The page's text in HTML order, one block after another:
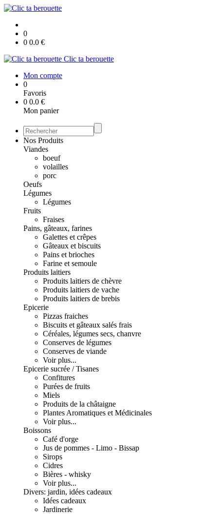
0
0 0.0 €
Clic ta berouette
Mon compte
0
Favoris
0 0.0 €
Mon panier
Nos Produits
Viandes
boeuf
volailles
porc
Oeufs
Légumes
Légumes
Fruits
Fraises
Pains, gâteaux, farines
Galettes et crêpes
Gâteaux et biscuits
Pains et brioches
Farine et semoule
Produits laitiers
Produits laitiers de chèvre
Produits laitiers de vache
Produits laitiers de brebis
Epicerie
Pizzas fraiches
Biscuits et gâteaux salés frais
Céréales, légumes secs, chanvre
Conserves de légumes
Conserves de viande
Voir plus...
Epicerie sucrée / Tisanes
Confitures
Purées de fruits
Miels
Produits de la châtaigne
Plantes Aromatiques et Médicinales
Voir plus...
Boissons
Café d'orge
Jus de pommes - Limo - Bissap
Sirops
Cidres
Bières - whisky
Voir plus...
Divers: jardin, idées cadeaux
Idées cadeaux
Jardinerie